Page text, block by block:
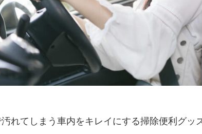
れてしまう車内をキレイにする掃除便利グッ